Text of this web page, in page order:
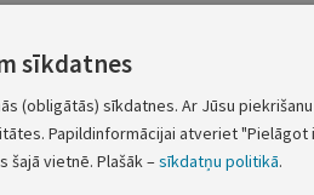
nosaka
sīkdatnes
(obligātās) sīkdatnes. Ar Jūsu
Papildinformācijai atveriet "Pielāgot
vietnē. Plašāk –sīkdatņu politikā.